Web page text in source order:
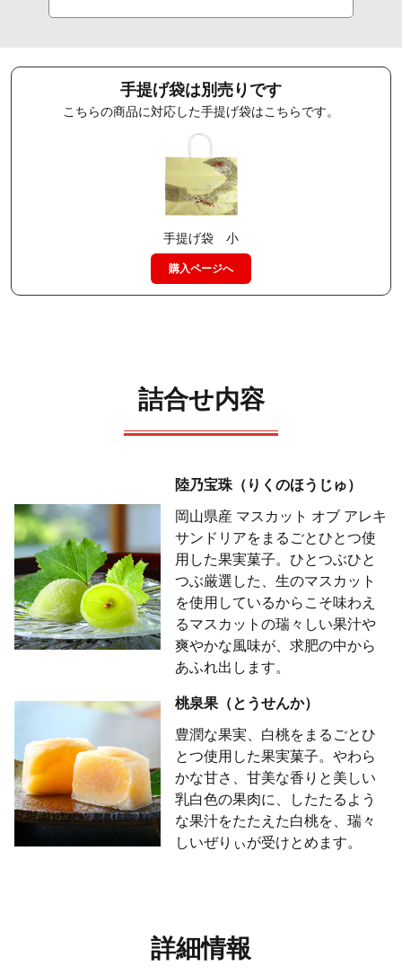
手提げ袋は別売りです
こちらの商品に対応した手提げ袋はこちらです。
手提げ袋 小
購入ページへ
詰合せ内容
陸乃宝珠（りくのほうじゅ）
岡山県産 マスカット オブ アレキ
サンドリアをまるごとひとつ使
用した果実菓子。ひとつぶひと
つぶ厳選した、生のマスカット
を使用しているからこそ味わえ
るマスカットの瑞々しい果汁や
爽やかな風味が、求肥の中から
あふれ出します。
桃泉果（とうせんか）
豊潤な果実、白桃をまるごとひ
とつ使用した果実菓子。やわら
かな甘さ、甘美な香りと美しい
乳白色の果肉に、したたるよう
な果汁をたたえた白桃を、瑞々
しいぜりぃが受けとめます。
詳細情報